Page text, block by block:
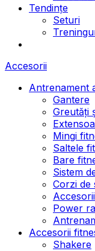
Tendințe
Seturi
Accesorii
Antrenament
Gantere
Greutăți
Mingi
Saltele
Bare
Sistem
Corzi de
Power
Accesorii
Shakere